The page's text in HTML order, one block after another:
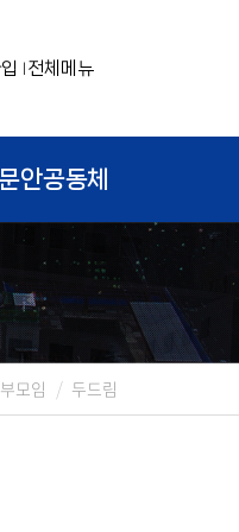
전체메뉴
안공동체
모임 두드림